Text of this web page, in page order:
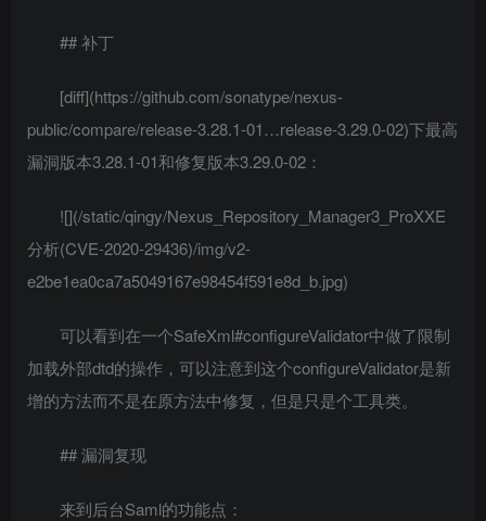
## 补丁
[diff](https://github.com/sonatype/nexus-
public/compare/release-3.28.1-01…release-3.29.0-02)下最高
漏洞版本3.28.1-01和修复版本3.29.0-02：
![](/static/qingy/Nexus_Repository_Manager3_ProXXE
分析(CVE-2020-29436)/img/v2-
e2be1ea0ca7a5049167e98454f591e8d_b.jpg)
可以看到在一个SafeXml#configureValidator中做了限制
加载外部dtd的操作，可以注意到这个configureValidator是新
增的方法而不是在原方法中修复，但是只是个工具类。
## 漏洞复现
来到后台Saml的功能点：